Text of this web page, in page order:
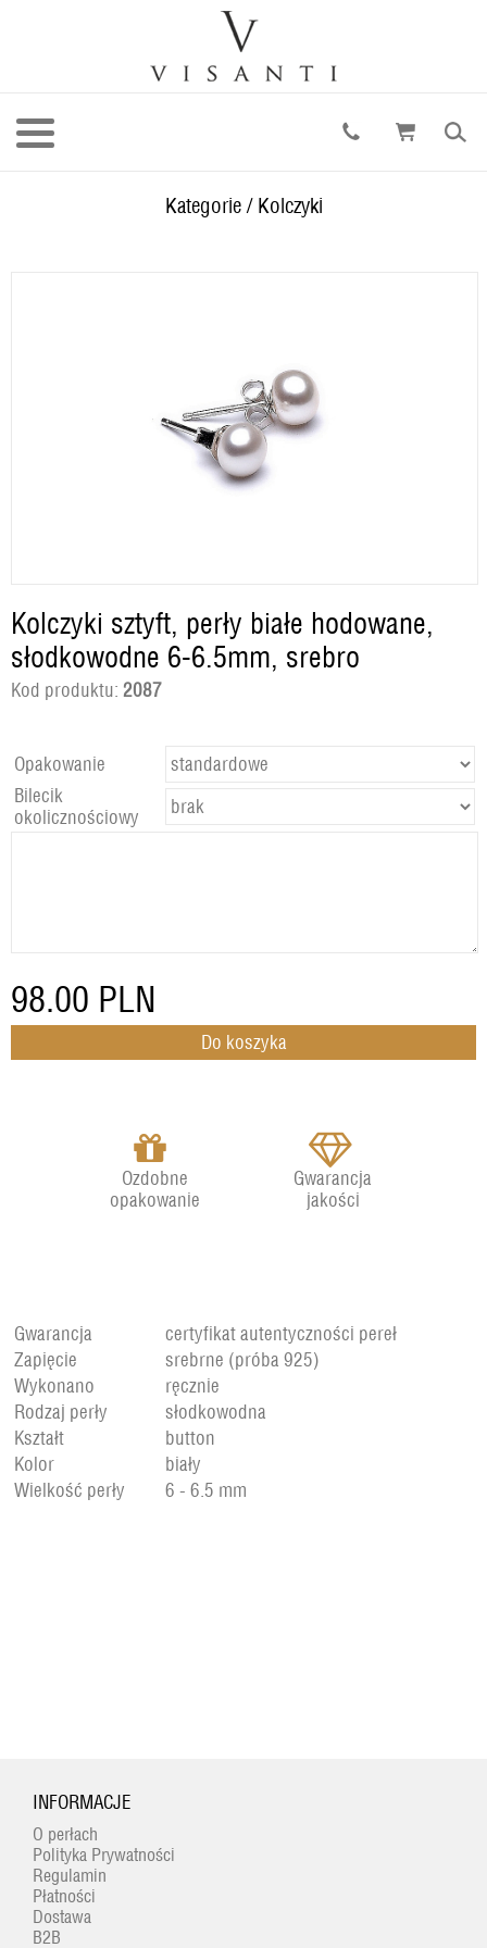
Kategorie/ Kolczyki
Kolczyki sztyft, perły białe hodowane,
słodkowodne 6-6.5mm, srebro
Kod produktu: 2087
Opakowanie
Bilecik
okolicznościowy
98.00 PLN
Ozdobne
opakowanie
Gwarancja
jakości
Gwarancja
certyfikat autentyczności pereł
Zapięcie
srebrne (próba 925)
Wykonano
ręcznie
Rodzaj perły
słodkowodna
Kształt
button
Kolor
biały
Wielkość perły
6 - 6.5 mm
INFORMACJE
O perłach
Polityka Prywatności
Regulamin
Płatności
Dostawa
B2B